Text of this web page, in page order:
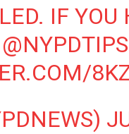
IF YOU
@NYPDTIPS